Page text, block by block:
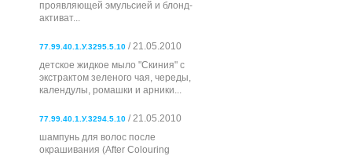
проявляющей эмульсией и блонд-
активат...
77.99.40.1.У.3295.5.10 / 21.05.2010
детское жидкое мыло "Скиния" с
экстрактом зеленого чая, череды,
календулы, ромашки и арники...
77.99.40.1.У.3294.5.10 / 21.05.2010
шампунь для волос после
окрашивания (After Colouring